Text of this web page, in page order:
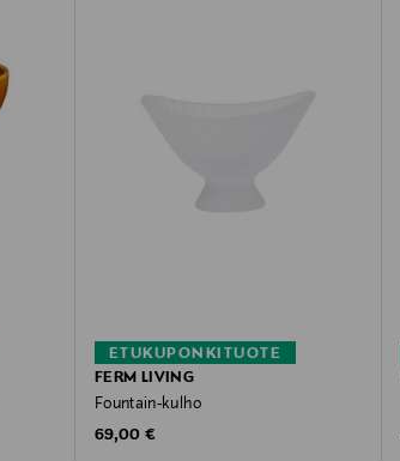
ETUKUPONKITUOTE
FERM LIVING
Fountain-kulho
Original Price
69,00 €